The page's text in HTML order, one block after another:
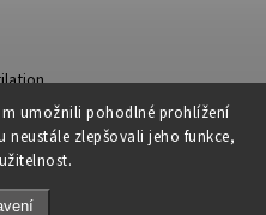
umožnili pohodlné prohlížení
neustále zlepšovali jeho funkce,